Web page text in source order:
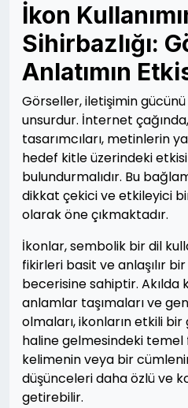
İkon
Sihirbazlığı:
Anlatımın
Görseller, iletişimin
unsurdur. İnternet
tasarımcıları, metinlerin
hedef kitle üzerindeki
bulundurmalıdır. Bu
dikkat çekici ve etkileyici
olarak öne çıkmaktadır.
İkonlar, sembolik bir dil
fikirleri basit ve anlaşılır
becerisine sahiptir. Akılda
anlamlar taşımaları ve
olmaları, ikonların etkili
haline gelmesindeki
kelimenin veya bir
düşünceleri daha özlü ve
getirebilir.